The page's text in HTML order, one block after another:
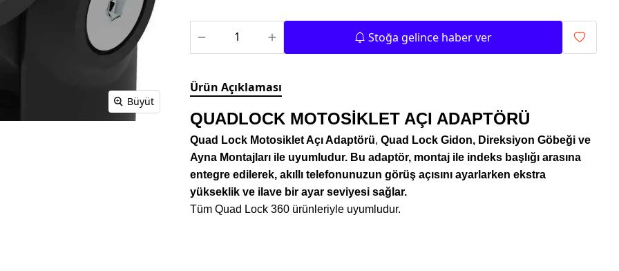
TEKSTİL MONTLAR
Büyüt
Stoğa gelince haber ver
Ürün Açıklaması
QUADLOCK MOTOSİKLET AÇI ADAPTÖRÜ
Quad Lock Motosiklet Açı Adaptörü, Quad Lock Gidon, Direksiyon Göbeği ve
Ayna Montajları ile uyumludur. Bu adaptör, montaj ile indeks başlığı arasına
entegre edilerek, akıllı telefonunuzun görüş açısını ayarlarken ekstra
yükseklik ve ilave bir ayar seviyesi sağlar.
Tüm Quad Lock 360 ürünleriyle uyumludur.